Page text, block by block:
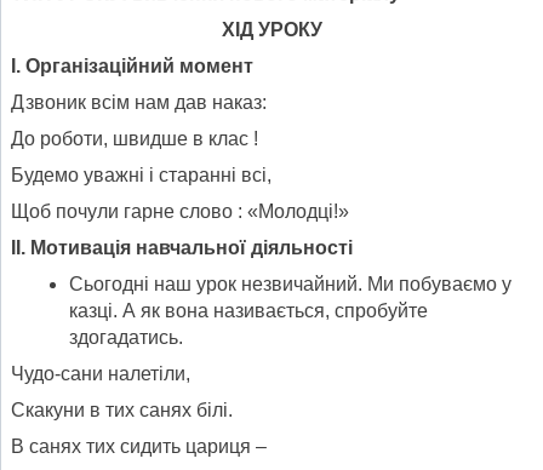
ХІД УРОКУ
І. Організаційний момент
Дзвоник всім нам дав наказ:
До роботи, швидше в клас !
Будемо уважні і старанні всі,
Щоб почули гарне слово : «Молодці!»
ІІ. Мотивація навчальної діяльності
Сьогодні наш урок незвичайний. Ми побуваємо у
казці. А як вона називається, спробуйте
здогадатись.
Чудо-сани налетіли,
Скакуни в тих санях білі.
В санях тих сидить цариця –